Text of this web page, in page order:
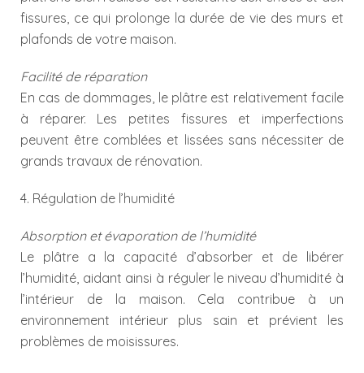
fissures, ce qui prolonge la durée de vie des murs et
plafonds de votre maison.
Facilité de réparation
En cas de dommages, le plâtre est relativement facile
à réparer. Les petites fissures et imperfections
peuvent être comblées et lissées sans nécessiter de
grands travaux de rénovation.
4. Régulation de l’humidité
Absorption et évaporation de l’humidité
Le plâtre a la capacité d’absorber et de libérer
l’humidité, aidant ainsi à réguler le niveau d’humidité à
l’intérieur de la maison. Cela contribue à un
environnement intérieur plus sain et prévient les
problèmes de moisissures.